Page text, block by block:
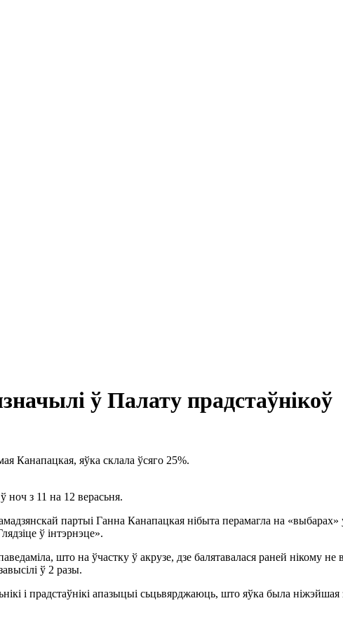
ў Палату прадстаўнікоў
Канапацкая, яўка склала ўсяго 25%.
з 11 на 12 верасьня.
партыі Ганна Канапацкая нібыта перамагла на
ў інтэрнэце».
што на ўчастку ў акрузе, дзе балятавалася раней нікому
ў 2 разы.
і прадстаўнікі апазыцыі сьцьвярджаюць, што яўка была